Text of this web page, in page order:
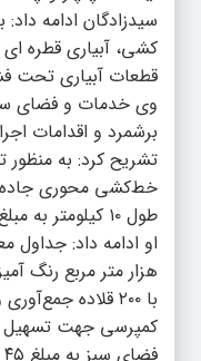
سیدزادگان ادامه
قطعات آبیاری تحت
وی خدمات و فضای
برشمرد و اقدامات
تشریح کرد: به منظور
طول ۱۰ کیلومتر به مبلغ ۳۸ میلیون تومان صورت پذیرفت.
هزار متر مربع رنگ
با ۲۰۰ قلاده
کمپرسی جهت تسهیل